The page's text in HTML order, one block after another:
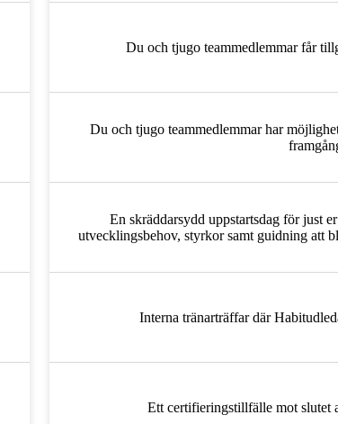
Du och tjugo teammedlemmar får
Du och tjugo teammedlemmar har
En skräddarsydd uppstartsdag för just
utvecklingsbehov, styrkor samt guidning att
Interna tränarträffar där
Ett certifieringstillfälle mot slutet